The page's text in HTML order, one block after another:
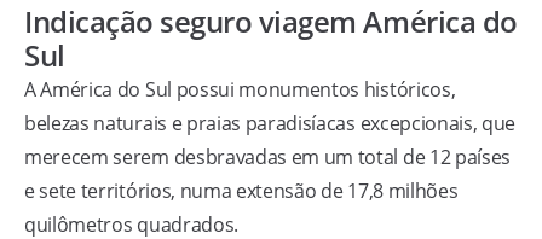
Indicação seguro viagem América do
Sul
A América do Sul possui monumentos históricos,
belezas naturais e praias paradisíacas excepcionais, que
merecem serem desbravadas em um total de 12 países
e sete territórios, numa extensão de 17,8 milhões
quilômetros quadrados.